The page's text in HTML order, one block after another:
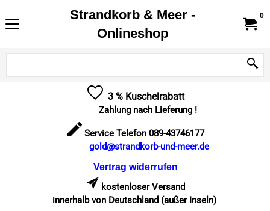
Strandkorb & Meer -
Onlineshop
0
3 % Kuschelrabatt
Zahlung nach Lieferung !
Service Telefon 089-43746177
gold@strandkorb-und-meer.de
Vertrag widerrufen
kostenloser Versand
innerhalb von Deutschland (außer Inseln)